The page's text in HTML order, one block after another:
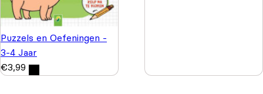
Puzzels en Oefeningen -
3-4 Jaar
€3,99